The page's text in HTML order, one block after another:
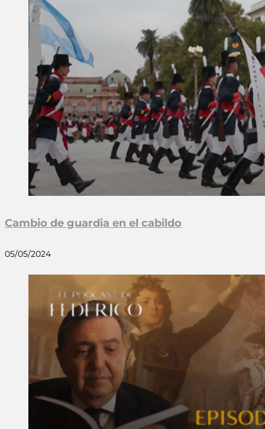
Cambio de guardia en el cabildo
05/05/2024